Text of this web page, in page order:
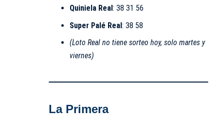
Quiniela Real : 38 31 56
Super Palé Real: 38 58
(Loto Real no tiene sorteo hoy, solo martes y
viernes)
La Primera